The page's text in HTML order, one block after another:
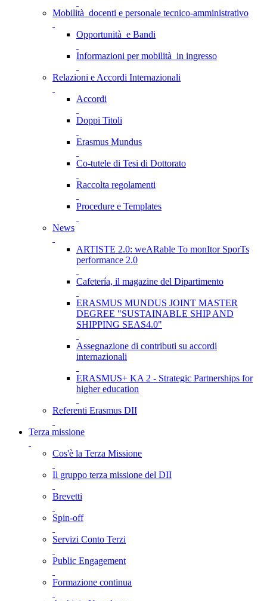
Mobilità docenti e personale tecnico-amministrativo
Opportunità e Bandi
Informazioni per mobilità in ingresso
Relazioni e Accordi Internazionali
Accordi
Doppi Titoli
Erasmus Mundus
Co-tutele di Tesi di Dottorato
Raccolta regolamenti
Procedure e Templates
News
ARTISTE 2.0: weARable To monItor SporTs
performance 2.0
Cafetería, il magazine del Dipartimento
ERASMUS MUNDUS JOINT MASTER
DEGREE "SUSTAINABLE SHIP AND
SHIPPING SEAS4.0"
Assegnazione di contributi su accordi
internazionali
ERASMUS+ KA 2 - Strategic Partnerships for
higher education
Referenti Erasmus DII
Terza missione
Cos'è la Terza Missione
Il gruppo terza missione del DII
Brevetti
Spin-off
Servizi Conto Terzi
Public Engagement
Formazione continua